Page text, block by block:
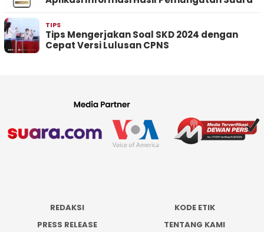
TIPS
Tips Mengerjakan Soal SKD 2024 dengan
Cepat Versi Lulusan CPNS
REDAKSI
KODE ETIK
PRESS RELEASE
TENTANG KAMI